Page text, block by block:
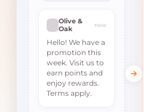
Olive &
Oak
now
Hello! We have a
promotion this
week. Visit us to
earn points and
enjoy rewards.
Terms apply.